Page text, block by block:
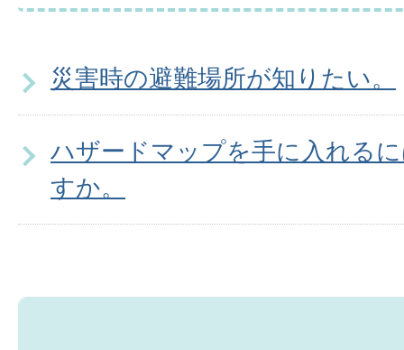
災害時の避難場所が知りたい。
ハザードマップを手に入れる
すか。